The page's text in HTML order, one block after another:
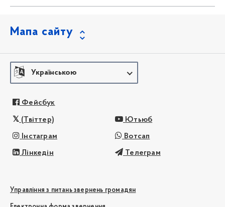
Мапа сайту
Українською
Фейсбук
(Твіттер) Ютьюб
Інстаграм Вотсап
Лінкедін Телеграм
Управління з питань звернень громадян